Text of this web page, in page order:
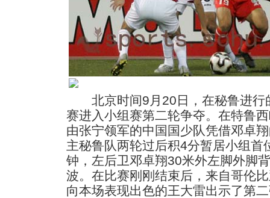
北京时间9月20日，在秘鲁进行
赛进入小组赛第二轮争夺。在特鲁
由张宁领军的中国国少队凭借邓卓
主秘鲁队两轮过后积4分暂居小组首
钟，左后卫邓卓翔30米外左脚外脚
波。在比赛刚刚结束后，来自哥伦
向本场表现出色的王大雷出示了第